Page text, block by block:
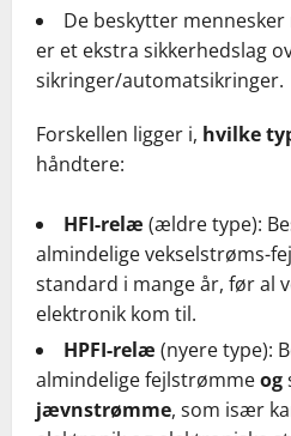
De beskytter
er et ekstra sikkerhedslag
sikringer/automatsikringer.
Forskellen ligger i, hvilke
håndtere:
HFI-relæ (ældre type):
almindelige vekselstrøms-
standard i mange år, før al
elektronik kom til.
HPFI-relæ (nyere type):
almindelige fejlstrømmeog
jævnstrømme, som især